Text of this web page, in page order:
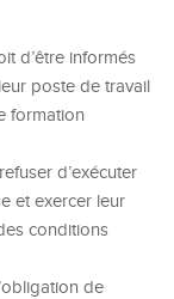
d’être informés
poste de travail
formation
d’exécuter
et exercer leur
conditions
de